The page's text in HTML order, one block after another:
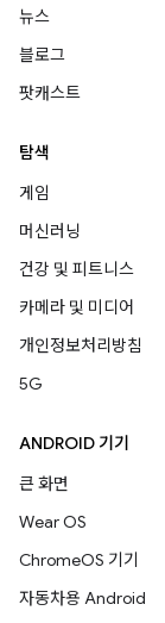
뉴스
블로그
팟캐스트
탐색
게임
머신러닝
건강 및 피트니스
카메라 및 미디어
개인정보처리방침
5G
ANDROID 기기
큰 화면
Wear OS
ChromeOS 기기
자동차용 Android